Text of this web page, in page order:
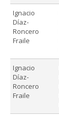
Ignacio
Díaz-
Roncero
Fraile
Ignacio
Díaz-
Roncero
Fraile